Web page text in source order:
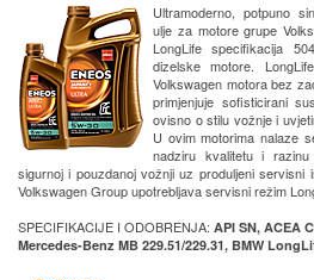
Ultramoderno, potpuno
ulje za motore grupe
LongLife specifikacija
dizelske motore.
Volkswagen motora bez
primjenjuje sofisticirani
ovisno o stilu vožnje i
U ovim motorima nalaze
nadziru kvalitetu i
sigurnoj i pouzdanoj vožnji uz produljeni servisni
Volkswagen Group upotrebljava servisni režim
SPECIFIKACIJE I ODOBRENJA: API SN, ACEA
Mercedes-Benz MB 229.51/229.31, BMW